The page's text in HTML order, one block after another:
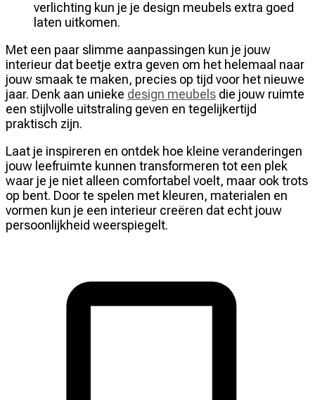
verlichting kun je je design meubels extra goed
laten uitkomen.
Met een paar slimme aanpassingen kun je jouw
interieur dat beetje extra geven om het helemaal naar
jouw smaak te maken, precies op tijd voor het nieuwe
jaar. Denk aan unieke design meubels die jouw ruimte
een stijlvolle uitstraling geven en tegelijkertijd
praktisch zijn.
Laat je inspireren en ontdek hoe kleine veranderingen
jouw leefruimte kunnen transformeren tot een plek
waar je je niet alleen comfortabel voelt, maar ook trots
op bent. Door te spelen met kleuren, materialen en
vormen kun je een interieur creëren dat echt jouw
persoonlijkheid weerspiegelt.